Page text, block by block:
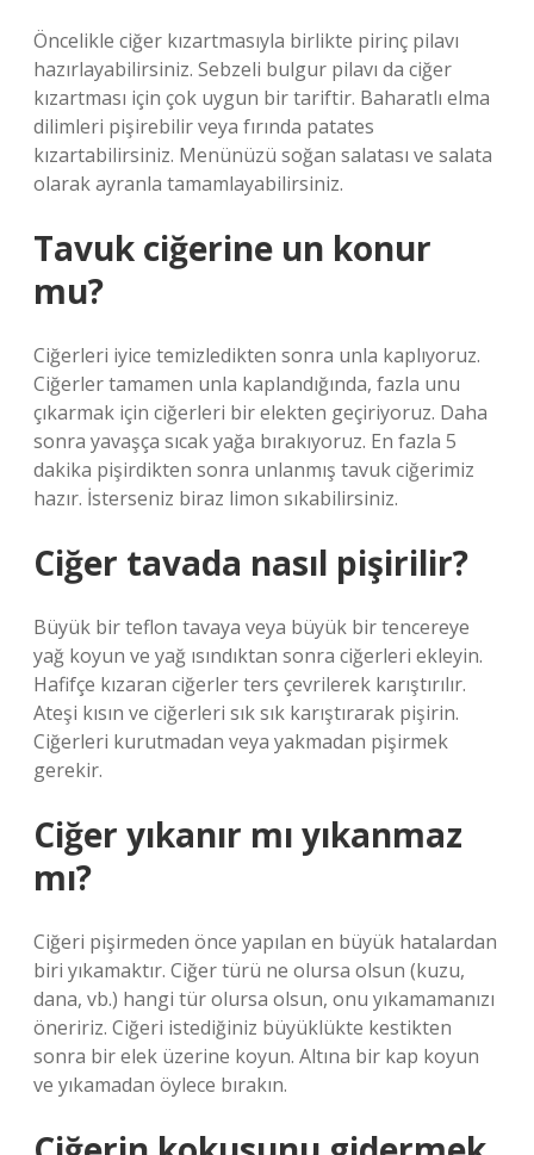
Öncelikle ciğer kızartmasıyla birlikte pirinç pilavı
hazırlayabilirsiniz. Sebzeli bulgur pilavı da ciğer
kızartması için çok uygun bir tariftir. Baharatlı elma
dilimleri pişirebilir veya fırında patates
kızartabilirsiniz. Menünüzü soğan salatası ve salata
olarak ayranla tamamlayabilirsiniz.
Tavuk ciğerine un konur
mu?
Ciğerleri iyice temizledikten sonra unla kaplıyoruz.
Ciğerler tamamen unla kaplandığında, fazla unu
çıkarmak için ciğerleri bir elekten geçiriyoruz. Daha
sonra yavaşça sıcak yağa bırakıyoruz. En fazla 5
dakika pişirdikten sonra unlanmış tavuk ciğerimiz
hazır. İsterseniz biraz limon sıkabilirsiniz.
Ciğer tavada nasıl pişirilir?
Büyük bir teflon tavaya veya büyük bir tencereye
yağ koyun ve yağ ısındıktan sonra ciğerleri ekleyin.
Hafifçe kızaran ciğerler ters çevrilerek karıştırılır.
Ateşi kısın ve ciğerleri sık sık karıştırarak pişirin.
Ciğerleri kurutmadan veya yakmadan pişirmek
gerekir.
Ciğer yıkanır mı yıkanmaz
mı?
Ciğeri pişirmeden önce yapılan en büyük hatalardan
biri yıkamaktır. Ciğer türü ne olursa olsun (kuzu,
dana, vb.) hangi tür olursa olsun, onu yıkamamanızı
öneririz. Ciğeri istediğiniz büyüklükte kestikten
sonra bir elek üzerine koyun. Altına bir kap koyun
ve yıkamadan öylece bırakın.